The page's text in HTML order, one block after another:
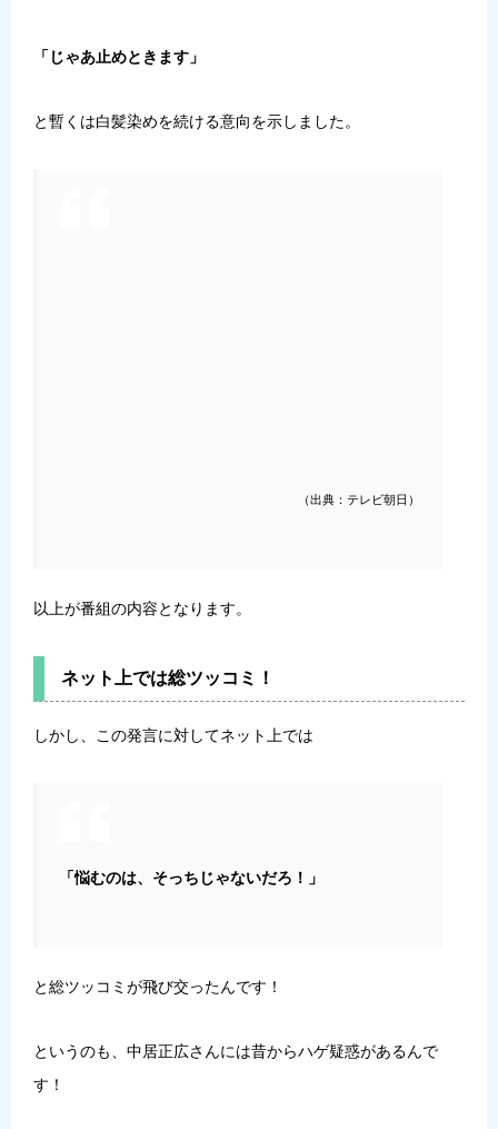
「じゃあ止めときます」
と暫くは白髪染めを続ける意向を示しました。
（出典：テレビ朝日）
以上が番組の内容となります。
ネット上では総ツッコミ！
しかし、この発言に対してネット上では
「悩むのは、そっちじゃないだろ！」
と総ツッコミが飛び交ったんです！
というのも、中居正広さんには昔からハゲ疑惑があるんで
す！